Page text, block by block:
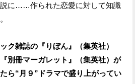
に……作られた恋愛に対して知識
ク雑誌の『りぼん』（集英社）
別冊マーガレット』（集英社）が
ら“月９”ドラマで盛り上がってい